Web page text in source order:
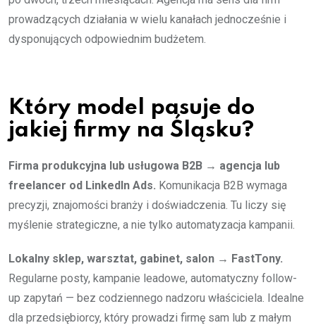
prowadzących działania w wielu kanałach jednocześnie i
dysponujących odpowiednim budżetem.
Który model pasuje do
jakiej firmy na Śląsku?
Firma produkcyjna lub usługowa B2B → agencja lub
freelancer od LinkedIn Ads. Komunikacja B2B wymaga
precyzji, znajomości branży i doświadczenia. Tu liczy się
myślenie strategiczne, a nie tylko automatyzacja kampanii.
Lokalny sklep, warsztat, gabinet, salon → FastTony.
Regularne posty, kampanie leadowe, automatyczny follow-
up zapytań — bez codziennego nadzoru właściciela. Idealne
dla przedsiębiorcy, który prowadzi firmę sam lub z małym